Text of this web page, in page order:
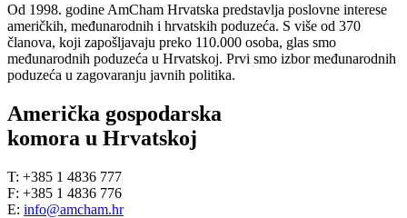
Od 1998. godine AmCham Hrvatska predstavlja poslovne interese
američkih, međunarodnih i hrvatskih poduzeća. S više od 370
članova, koji zapošljavaju preko 110.000 osoba, glas smo
međunarodnih poduzeća u Hrvatskoj. Prvi smo izbor međunarodnih
poduzeća u zagovaranju javnih politika.
Američka gospodarska
komora u Hrvatskoj
T: +385 1 4836 777
F: +385 1 4836 776
E: info@amcham.hr